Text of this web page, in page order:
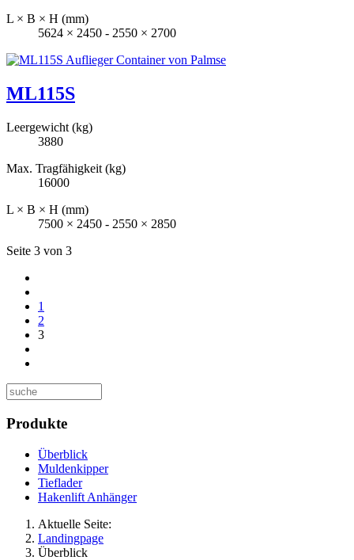
L × B × H (mm)
5624 × 2450 - 2550 × 2700
ML115S
Leergewicht (kg)
3880
Max. Tragfähigkeit (kg)
16000
L × B × H (mm)
7500 × 2450 - 2550 × 2850
Seite 3 von 3
1
2
3
Produkte
Überblick
Muldenkipper
Tieflader
Hakenlift Anhänger
Aktuelle Seite:
Landingpage
Überblick